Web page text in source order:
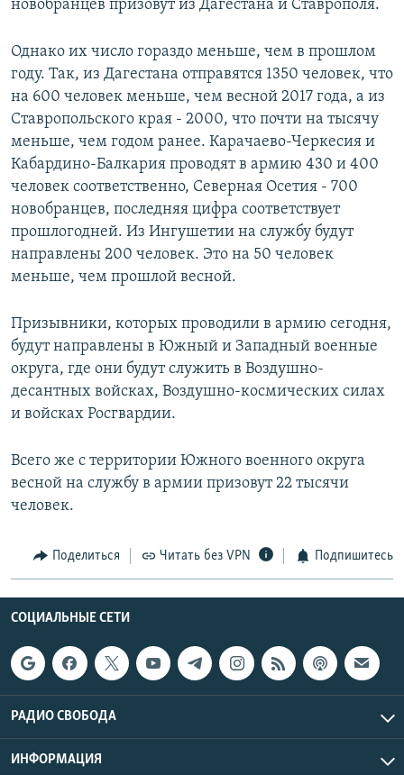
новобранцев призовут из Дагестана и Ставрополя.
Однако их число гораздо меньше, чем в прошлом
году. Так, из Дагестана отправятся 1350 человек, что
на 600 человек меньше, чем весной 2017 года, а из
Ставропольского края - 2000, что почти на тысячу
меньше, чем годом ранее. Карачаево-Черкесия и
Кабардино-Балкария проводят в армию 430 и 400
человек соответственно, Северная Осетия - 700
новобранцев, последняя цифра соответствует
прошлогодней. Из Ингушетии на службу будут
направлены 200 человек. Это на 50 человек
меньше, чем прошлой весной.
Призывники, которых проводили в армию сегодня,
будут направлены в Южный и Западный военные
округа, где они будут служить в Воздушно-
десантных войсках, Воздушно-космических силах
и войсках Росгвардии.
Всего же с территории Южного военного округа
весной на службу в армии призовут 22 тысячи
человек.
Поделиться Читать без VPN Подпишитесь
СОЦИАЛЬНЫЕ СЕТИ
РАДИО СВОБОДА
ИНФОРМАЦИЯ